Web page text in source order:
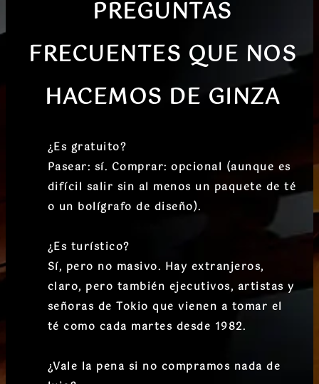
PREGUNTAS
FRECUENTES QUE NOS
HACEMOS DE GINZA
¿Es gratuito?
Pasear: sí. Comprar: opcional (aunque es
difícil salir sin al menos un paquete de té
o un bolígrafo de diseño).
¿Es turístico?
Sí, pero no masivo. Hay extranjeros,
claro, pero también ejecutivos, artistas y
señoras de Tokio que vienen a tomar el
té como cada martes desde 1982.
¿Vale la pena si no compramos nada de